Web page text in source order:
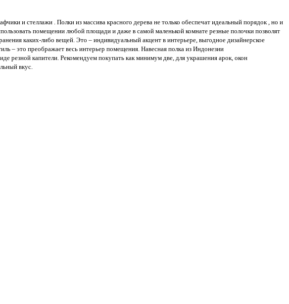
и стеллажи . Полки из массива красного дерева не только обеспечат идеальный порядок , но и
помещении любой площади и даже в самой маленькой комнате резные полочки позволят
каких-либо вещей. Это – индивидуальный акцент в интерьере, выгодное дизайнерское
– это преображает весь интерьер помещения. Навесная полка из Индонезии
резной капители. Рекомендуем покупать как минимум две, для украшения арок, окон
вкус.